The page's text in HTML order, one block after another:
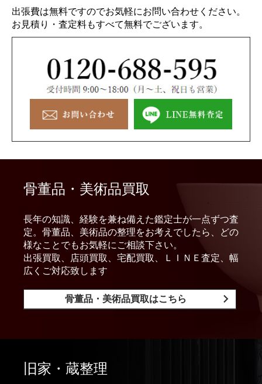
出張費は無料ですのでお気軽にお問い合わせください。
お見積り・査定料もすべて無料でございます。
骨董品・美術品買取
長年の知識、経験を兼ね備えた鑑定士が一点ずつ査
定。骨董品、美術品の整理をお考えでしたら、どの
様なことでもお気軽にご相談下さい。
出張買取、店頭買取、宅配買取、ＬＩＮＥ査定、幅
広くご対応致します
骨董品・美術品買取はこちら
旧家・蔵整理